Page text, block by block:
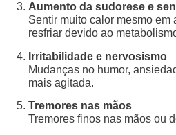
Aumento da sudorese e
Sentir muito calor mesmo
resfriar devido ao
Irritabilidade e nervosismo
Mudanças no humor,
mais agitada.
Tremores nas mãos
Tremores finos nas mãos ou